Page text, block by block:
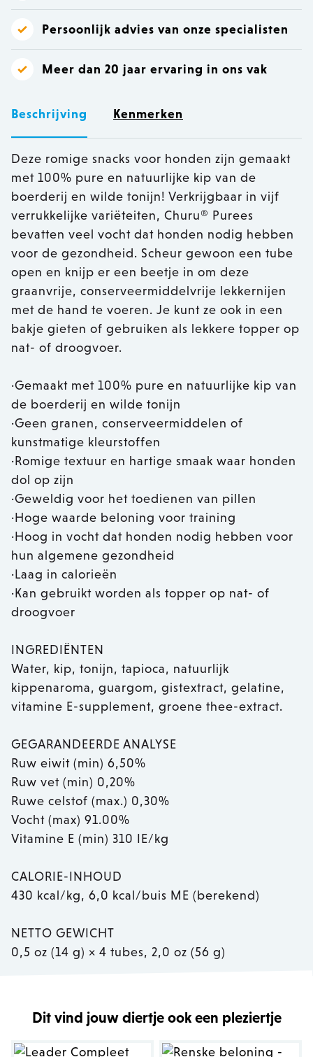
Persoonlijk advies van onze specialisten
Meer dan 20 jaar ervaring in ons vak
Beschrijving Kenmerken
Deze romige snacks voor honden zijn gemaakt
met 100% pure en natuurlijke kip van de
boerderij en wilde tonijn! Verkrijgbaar in vijf
verrukkelijke variëteiten, Churu® Purees
bevatten veel vocht dat honden nodig hebben
voor de gezondheid. Scheur gewoon een tube
open en knijp er een beetje in om deze
graanvrije, conserveermiddelvrije lekkernijen
met de hand te voeren. Je kunt ze ook in een
bakje gieten of gebruiken als lekkere topper op
nat- of droogvoer.
·Gemaakt met 100% pure en natuurlijke kip van
de boerderij en wilde tonijn
·Geen granen, conserveermiddelen of
kunstmatige kleurstoffen
·Romige textuur en hartige smaak waar honden
dol op zijn
·Geweldig voor het toedienen van pillen
·Hoge waarde beloning voor training
·Hoog in vocht dat honden nodig hebben voor
hun algemene gezondheid
·Laag in calorieën
·Kan gebruikt worden als topper op nat- of
droogvoer
INGREDIËNTEN
Water, kip, tonijn, tapioca, natuurlijk
kippenaroma, guargom, gistextract, gelatine,
vitamine E-supplement, groene thee-extract.
GEGARANDEERDE ANALYSE
Ruw eiwit (min) 6,50%
Ruw vet (min) 0,20%
Ruwe celstof (max.) 0,30%
Vocht (max) 91.00%
Vitamine E (min) 310 IE/kg
CALORIE-INHOUD
430 kcal/kg, 6,0 kcal/buis ME (berekend)
NETTO GEWICHT
0,5 oz (14 g) × 4 tubes, 2,0 oz (56 g)
Dit vind jouw diertje ook een pleziertje